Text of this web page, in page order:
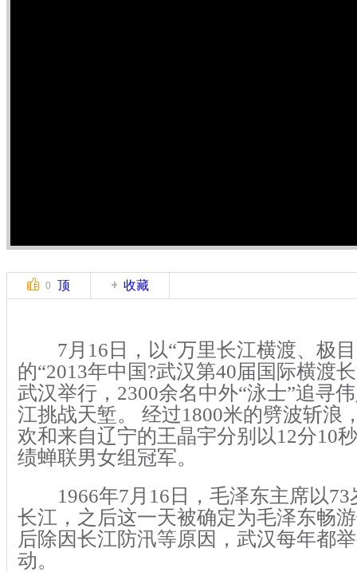
0 顶 收藏
7月16日，以“万里长江横渡、极目
的“2013年中国?武汉第40届国际横渡
武汉举行，2300余名中外“泳士”追寻
江挑战天堑。 经过1800米的劈波斩浪
欢和来自辽宁的王晶宇分别以12分10
绩蝉联男女组冠军。
1966年7月16日，毛泽东主席以73
长江，之后这一天被确定为毛泽东畅
后除因长江防汛等原因，武汉每年都
动。